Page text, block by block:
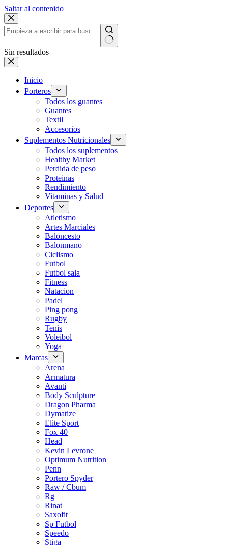
Saltar al contenido
Sin resultados
Inicio
Porteros
Todos los guantes
Guantes
Textil
Accesorios
Suplementos Nutricionales
Todos los suplementos
Healthy Market
Perdida de peso
Proteinas
Rendimiento
Vitaminas y Salud
Deportes
Atletismo
Artes Marciales
Baloncesto
Balonmano
Ciclismo
Futbol
Futbol sala
Fitness
Natacion
Padel
Ping pong
Rugby
Tenis
Voleibol
Yoga
Marcas
Arena
Armatura
Avanti
Body Sculpture
Dragon Pharma
Dymatize
Elite Sport
Fox 40
Head
Kevin Levrone
Optimum Nutrition
Penn
Portero Spyder
Raw / Cbum
Rg
Rinat
Saxofit
Sp Futbol
Speedo
Stiga